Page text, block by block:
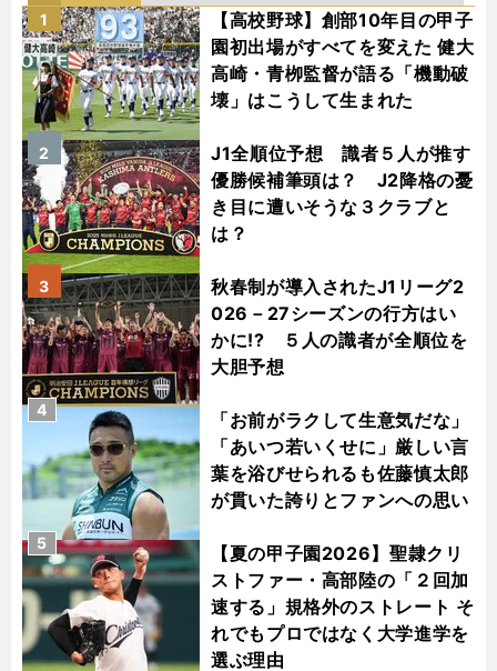
【高校野球】創部10年目の甲子
園初出場がすべてを変えた 健大
高崎・青栁監督が語る「機動破
壊」はこうして生まれた
1
J1全順位予想 識者５人が推す
優勝候補筆頭は？ J2降格の憂
き目に遭いそうな３クラブと
は？
2
秋春制が導入されたJ1リーグ2
026－27シーズンの行方はい
かに!? ５人の識者が全順位を
大胆予想
3
「お前がラクして生意気だな」
「あいつ若いくせに」厳しい言
葉を浴びせられるも佐藤慎太郎
が貫いた誇りとファンへの思い
4
【夏の甲子園2026】聖隷クリ
ストファー・高部陸の「２回加
速する」規格外のストレート そ
れでもプロではなく大学進学を
選ぶ理由
5